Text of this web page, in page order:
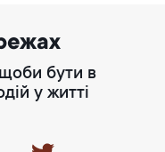
бути в
у житті